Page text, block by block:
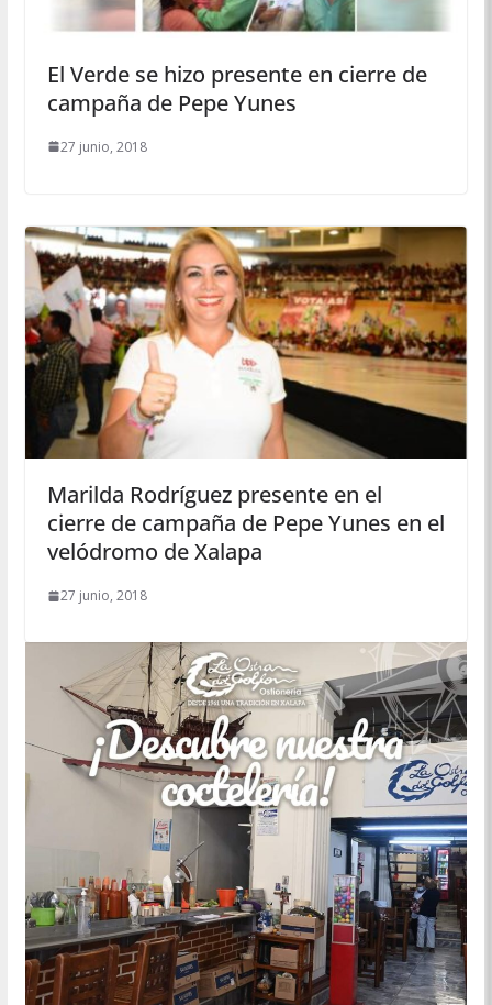
El Verde se hizo presente en cierre de
campaña de Pepe Yunes
27 junio, 2018
Marilda Rodríguez presente en el
cierre de campaña de Pepe Yunes en el
velódromo de Xalapa
27 junio, 2018